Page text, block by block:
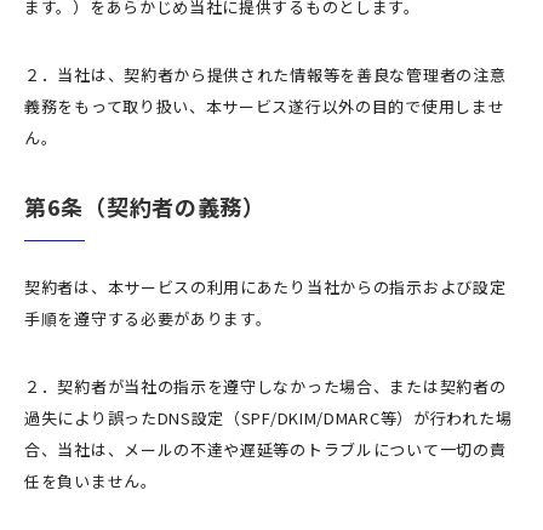
ます。）をあらかじめ当社に提供するものとします。
２．当社は、契約者から提供された情報等を善良な管理者の注意
義務をもって取り扱い、本サービス遂行以外の目的で使用しませ
ん。
第6条（契約者の義務）
契約者は、本サービスの利用にあたり当社からの指示および設定
手順を遵守する必要があります。
２．契約者が当社の指示を遵守しなかった場合、または契約者の
過失により誤ったDNS設定（SPF/DKIM/DMARC等）が行われた場
合、当社は、メールの不達や遅延等のトラブルについて一切の責
任を負いません。